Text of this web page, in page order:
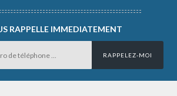
RAPPELLE IMMEDIATEMENT